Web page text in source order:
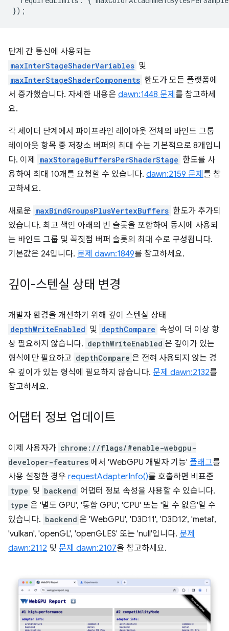
});
단계 간 통신에 사용되는
maxInterStageShaderVariables 및
maxInterStageShaderComponents 한도가 모든 플랫폼에
서 증가했습니다. 자세한 내용은 dawn:1448 문제 를 참고하세
요.
각 셰이더 단계에서 파이프라인 레이아웃 전체의 바인드 그룹
레이아웃 항목 중 저장소 버퍼의 최대 수는 기본적으로 8개입니
다. 이제
maxStorageBuffersPerShaderStage 한도를 사
용하여 최대 10개를 요청할 수 있습니다. dawn:2159 문제 를 참
고하세요.
새로운 maxBindGroupsPlusVertexBuffers 한도가 추가되
었습니다. 최고 색인 아래의 빈 슬롯을 포함하여 동시에 사용되
는 바인드 그룹 및 꼭짓점 버퍼 슬롯의 최대 수로 구성됩니다.
기본값은 24입니다. 문제 dawn:1849를 참고하세요.
깊이-스텐실 상태 변경
개발자 환경을 개선하기 위해 깊이 스텐실 상태
depthWriteEnabled 및 depthCompare 속성이 더 이상 항
상 필요하지 않습니다. depthWriteEnabled 은 깊이가 있는
형식에만 필요하고 depthCompare 은 전혀 사용되지 않는 경
우 깊이가 있는 형식에 필요하지 않습니다. 문제 dawn:2132를
참고하세요.
어댑터 정보 업데이트
이제 사용자가 chrome://flags/#enable-webgpu-
developer-features 에서 'WebGPU 개발자 기능' 플래그를
사용 설정한 경우 requestAdapterInfo()를 호출하면 비표준
type 및 backend 어댑터 정보 속성을 사용할 수 있습니다.
type 은 '별도 GPU', '통합 GPU', 'CPU' 또는 '알 수 없음'일 수
있습니다. backend 은 'WebGPU', 'D3D11', 'D3D12', 'metal',
'vulkan', 'openGL', 'openGLES' 또는 'null'입니다. 문제
dawn:2112 및 문제 dawn:2107을 참고하세요.